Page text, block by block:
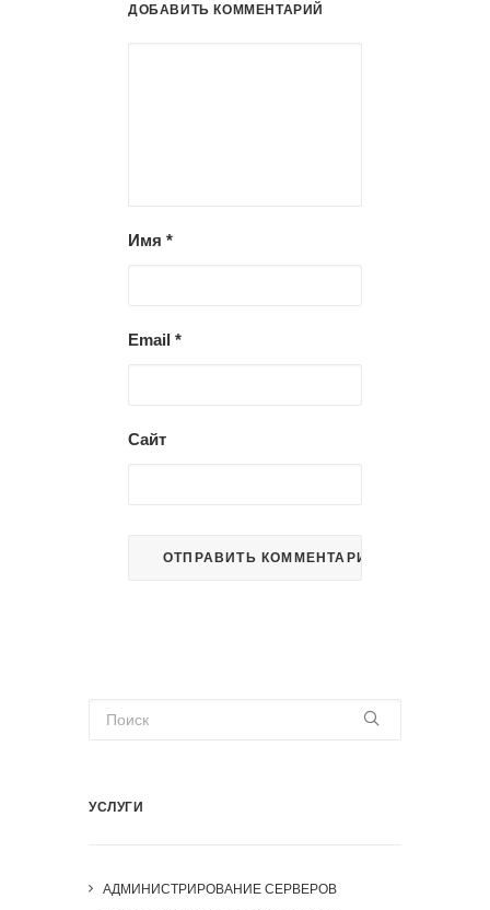
ДОБАВИТЬ КОММЕНТАРИЙ
Имя *
Email *
Сайт
УСЛУГИ
АДМИНИСТРИРОВАНИЕ СЕРВЕРОВ